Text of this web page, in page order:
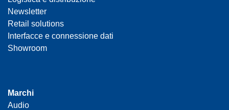
Newsletter
Retail solutions
Interfacce e connessione dati
Showroom
Marchi
Audio